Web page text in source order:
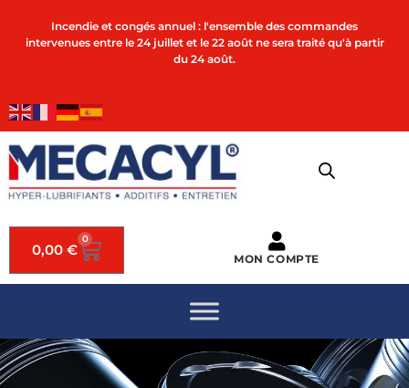
Incendie et congés annuel : l'ensemble des commandes
intervenues entre le 24 juillet et le 22 août ne sera traité qu'à partir
du 24 août.
0,00 €
0
MON COMPTE